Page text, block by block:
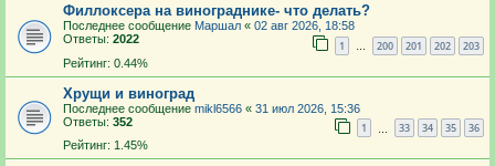
Филлоксера на винограднике- что делать?
Последнее сообщение Маршал « 02 авг 2026, 18:58
Ответы: 2022 1 … 200 201 202 203
Рейтинг: 0.44%
Хрущи и виноград
Последнее сообщение mikl6566 « 31 июл 2026, 15:36
Ответы: 352 1 33 34 35 36
Рейтинг: 1.45%